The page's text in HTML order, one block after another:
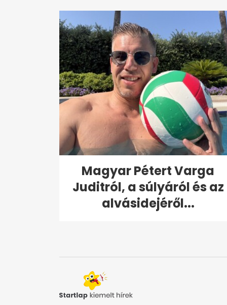
Magyar Pétert Varga
Juditról, a súlyáról és az
alvásidejéről...